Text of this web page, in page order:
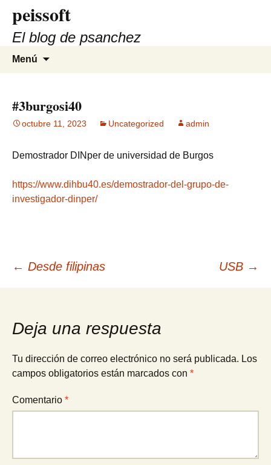
contenido
peissoft
El blog de psanchez
Menú
#3burgosi40
octubre 11, 2023 Uncategorized admin
Demostrador DINper de universidad de Burgos
https://www.dihbu40.es/demostrador-del-grupo-de-
investigador-dinper/
Navegación
de
entradas
← Desde filipinas USB →
Deja una respuesta
Tu dirección de correo electrónico no será publicada. Los
campos obligatorios están marcados con *
Comentario *